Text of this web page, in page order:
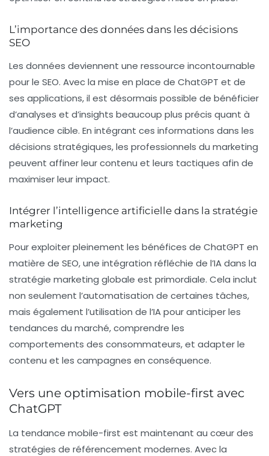
L’importance des données dans les décisions
SEO
Les données deviennent une ressource incontournable
pour le SEO. Avec la mise en place de ChatGPT et de
ses applications, il est désormais possible de bénéficier
d’analyses et d’insights beaucoup plus précis quant à
l’audience cible. En intégrant ces informations dans les
décisions stratégiques, les professionnels du marketing
peuvent affiner leur contenu et leurs tactiques afin de
maximiser leur impact.
Intégrer l’intelligence artificielle dans la stratégie
marketing
Pour exploiter pleinement les bénéfices de ChatGPT en
matière de SEO, une intégration réfléchie de l’IA dans la
stratégie marketing globale est primordiale. Cela inclut
non seulement l’automatisation de certaines tâches,
mais également l’utilisation de l’IA pour anticiper les
tendances du marché, comprendre les
comportements des consommateurs, et adapter le
contenu et les campagnes en conséquence.
Vers une optimisation mobile-first avec
ChatGPT
La tendance mobile-first est maintenant au cœur des
stratégies de référencement modernes. Avec la